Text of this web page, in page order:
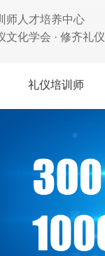
师人才培养中心
文化学会 · 修齐礼
礼仪培训师